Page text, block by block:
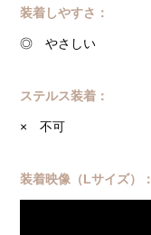
装着しやすさ：
◎ やさしい
ステルス装着：
× 不可
装着映像（Lサイズ）：